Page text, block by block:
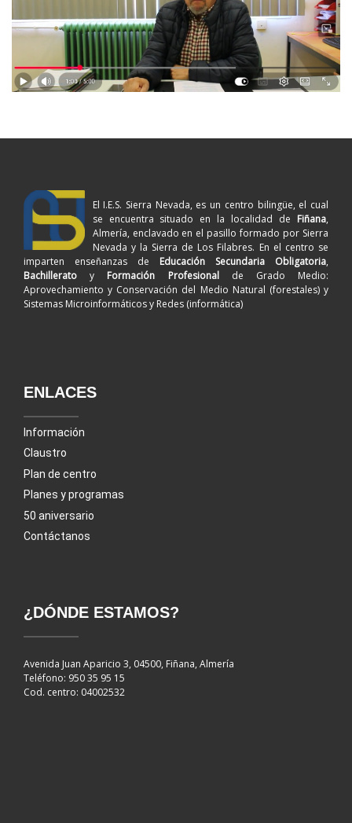
El I.E.S. Sierra Nevada, es un centro bilingüe, el cual
se encuentra situado en la localidad de Fiñana,
Almería, enclavado en el pasillo formado por Sierra
Nevada y la Sierra de Los Filabres. En el centro se
imparten enseñanzas de Educación Secundaria Obligatoria,
Bachillerato y Formación Profesionalde Grado Medio:
Aprovechamiento y Conservación del Medio Natural (forestales) y
Sistemas Microinformáticos y Redes (informática)
ENLACES
Información
Claustro
Plan de centro
Planes y programas
50 aniversario
Contáctanos
¿DÓNDE ESTAMOS?
Avenida Juan Aparicio 3, 04500, Fiñana, Almería
Teléfono: 950 35 95 15
Cod. centro: 04002532